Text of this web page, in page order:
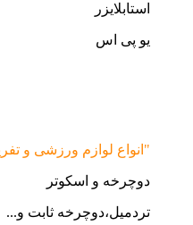
استابلایزر
یو پی اس
"انواع لوازم ورزشی و
دوچرخه و اسکوتر
تردمیل،دوچرخه ثابت و...